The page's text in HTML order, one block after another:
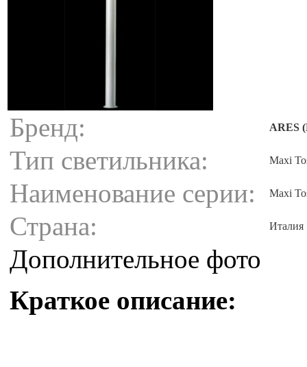
Бренд: ARES
Тип светильника: Maxi
Наименование серии: Maxi
Страна: Италия
Дополнительное фото
Краткое описание: